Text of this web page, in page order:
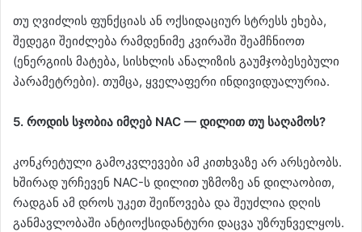
თუ ღვიძლის ფუნქციას ან ოქსიდაციურ სტრესს ეხება,
შედეგი შეიძლება რამდენიმე კვირაში შეამჩნიოთ
(ენერგიის მატება, სისხლის ანალიზის გაუმჯობესებული
პარამეტრები). თუმცა, ყველაფერი ინდივიდუალურია.
5. როდის სჯობია იმღებ NAC — დილით თუ საღამოს?
კონკრეტული გამოკვლევები ამ კითხვაზე არ არსებობს.
ხშირად ურჩევენ NAC-ს დილით უზმოზე ან დილაობით,
რადგან ამ დროს უკეთ შეიწოვება და შეუძლია დღის
განმავლობაში ანტიოქსიდანტური დაცვა უზრუნველყოს.